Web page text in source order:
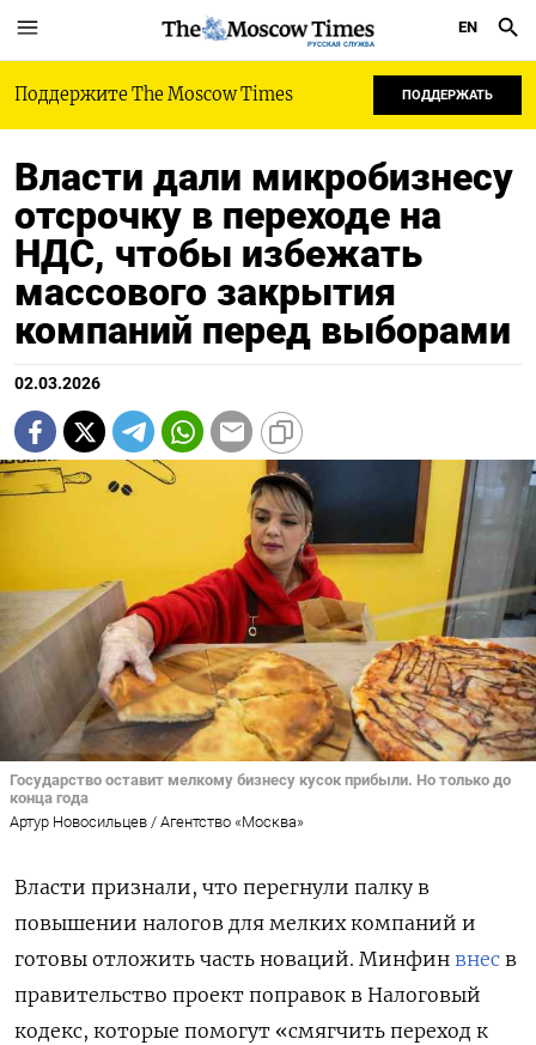
РУССКАЯ СЛУЖБА
EN
Поддержите The Moscow Times ПОДДЕРЖАТЬ
Власти дали микробизнесу
отсрочку в переходе на
НДС, чтобы избежать
массового закрытия
компаний перед выборами
02.03.2026
Государство оставит мелкому бизнесу кусок прибыли. Но только до
конца года
Артур Новосильцев / Агентство «Москва»
Власти признали, что перегнули палку в
повышении налогов для мелких компаний и
готовы отложить часть новаций. Минфин внес в
правительство проект поправок в Налоговый
кодекс, которые помогут «смягчить переход к